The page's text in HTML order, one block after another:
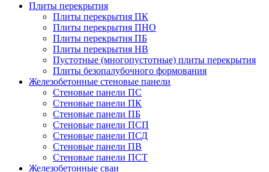
Плиты перекрытия
Плиты перекрытия ПК
Плиты перекрытия ПНО
Плиты перекрытия ПБ
Плиты перекрытия НВ
Пустотные (многопустотные) плиты перекрытия
Плиты безопалубочного формования
Железобетонные стеновые панели
Стеновые панели ПС
Стеновые панели ПК
Стеновые панели ПБ
Стеновые панели ПСП
Стеновые панели ПСД
Стеновые панели ПВ
Стеновые панели ПСТ
Железобетонные сваи